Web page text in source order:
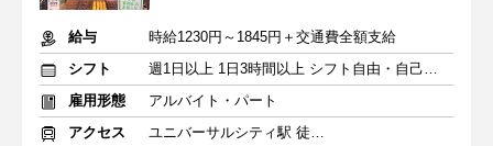
給与
時給1230円～1845円＋交通費全額支給
シフト
週1日以上 1日3時間以上 シフト自由・自己申告
雇用形態
アルバイト・パート
アクセス
ユニバーサルシティ駅 徒歩1分